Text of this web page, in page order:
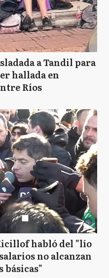
a Tandil para
hallada en
Ríos
habló del "lío
no alcanzan
básicas"